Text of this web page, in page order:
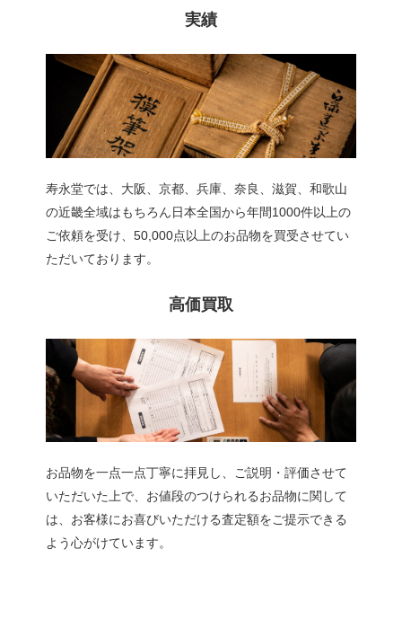
実績
寿永堂では、大阪、京都、兵庫、奈良、滋賀、和歌山
の近畿全域はもちろん日本全国から年間1000件以上の
ご依頼を受け、50,000点以上のお品物を買受させてい
ただいております。
高価買取
お品物を一点一点丁寧に拝見し、ご説明・評価させて
いただいた上で、お値段のつけられるお品物に関して
は、お客様にお喜びいただける査定額をご提示できる
よう心がけています。